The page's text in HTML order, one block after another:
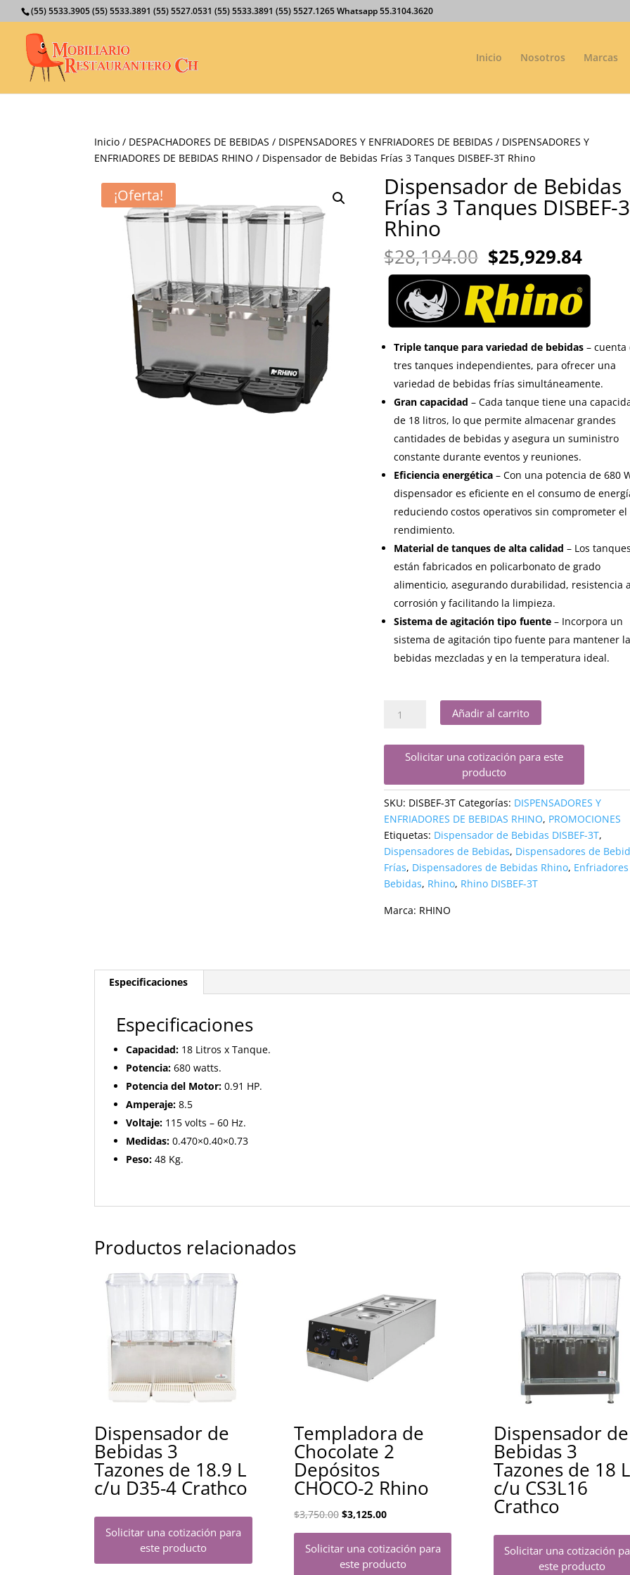
(55) 5533.3905 (55) 5533.3891 (55) 5527.0531 (55) 5533.3891 (55) 5527.1265 Whatsapp 55.3104.3620
Inicio Nosotros Marcas
Inicio / DESPACHADORES DE BEBIDAS / DISPENSADORES Y ENFRIADORES DE BEBIDAS / DISPENSADORES Y
ENFRIADORES DE BEBIDAS RHINO / Dispensador de Bebidas Frías 3 Tanques DISBEF-3T Rhino
¡Oferta! Dispensador de Bebidas
Frías 3 Tanques DISBEF-
Rhino
$28,194.00 El
precio
original
era:
$28,194.00.
$25,929.84El
precio
actual
es:
Triple tanque para variedad de bebidas – cuenta
tres tanques independientes, para ofrecer una
variedad de bebidas frías simultáneamente.
Gran capacidad – Cada tanque tiene una
de 18 litros, lo que permite almacenar grandes
cantidades de bebidas y asegura un suministro
constante durante eventos y reuniones.
Eficiencia energética – Con una potencia de 680
dispensador es eficiente en el consumo de
reduciendo costos operativos sin comprometer el
rendimiento.
Material de tanques de alta calidad – Los tanques
están fabricados en policarbonato de grado
alimenticio, asegurando durabilidad, resistencia
corrosión y facilitando la limpieza.
Sistema de agitación tipo fuente – Incorpora un
sistema de agitación tipo fuente para mantener
bebidas mezcladas y en la temperatura ideal.
Frías
Tanques
DISBEF-
3T
Rhino
cantidad
Añadir al carrito
Solicitar una cotización para este
producto
SKU: DISBEF-3T Categorías: DISPENSADORES Y
ENFRIADORES DE BEBIDAS RHINO, PROMOCIONES
Etiquetas: Dispensador de Bebidas DISBEF-3T,
Dispensadores de Bebidas, Dispensadores de
Frías, Dispensadores de Bebidas Rhino,
Bebidas, Rhino, Rhino DISBEF-3T
Marca: RHINO
Especificaciones
Especificaciones
Capacidad: 18 Litros x Tanque.
Potencia: 680 watts.
Potencia del Motor: 0.91 HP.
Amperaje: 8.5
Voltaje: 115 volts – 60 Hz.
Medidas: 0.470×0.40×0.73
Peso: 48 Kg.
Productos relacionados
Dispensador de
Bebidas 3
Tazones de 18.9 L
c/u D35-4 Crathco
Solicitar una cotización para
este producto
Templadora de
Chocolate 2
Depósitos
CHOCO-2 Rhino
$3,750.00 El
precio
original
era:
$3,125.00El
precio
actual
es:
Solicitar una cotización para
este producto
Dispensador de
Bebidas 3
Tazones de 18 L
c/u CS3L16
Crathco
Solicitar una cotización
este producto